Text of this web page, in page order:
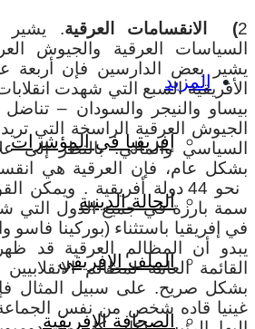
المزيد
إفريقيا في المؤشرات
الحالة الدينية
الملف الإفريقي
الصحافة الإفريقية
2) الانقسامات العرقية. يشير
السياسات العرقية والجيوش
يشير بعض الدارسين فإن أربعة
الأفريقية السبع التي شهدت
بيساو والنيجر والسودان –
الجيوش العرقية الراسخة التي
السياسي والمالي. بالنظر إلى
بشكل عام، فإن العرقية هي
نحو 44 دولة أفريقية .
سمة بارزة في جميع الدول التي
في إفريقيا باستثناء (بوركينا فاسو
يبدو أن المظالم العرقية قد
القائمة العامة لمظالم
غينيا قاده شخص من نفس الجماعة